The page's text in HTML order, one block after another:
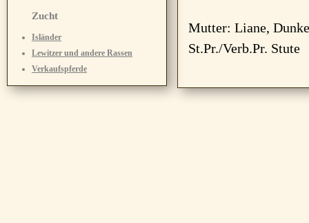
Zucht
Isländer
Lewitzer und andere Rassen
Verkaufspferde
Mutter: Liane,
St.Pr./Verb.Pr. Stute